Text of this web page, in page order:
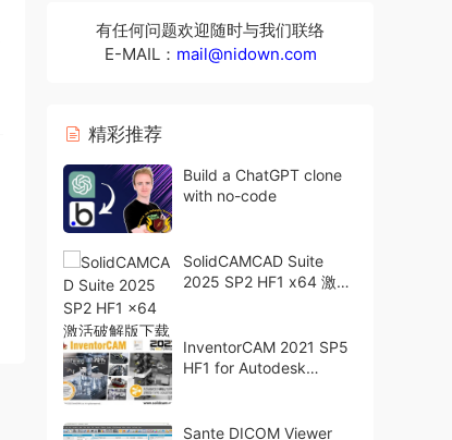
有任何问题欢迎随时与我们联络
E-MAIL： mail@nidown.com
精彩推荐
Build a ChatGPT clone
with no-code
SolidCAMCAD Suite
2025 SP2 HF1 x64 激活
InventorCAM 2021 SP5
HF1 for Autodesk
Sante DICOM Viewer